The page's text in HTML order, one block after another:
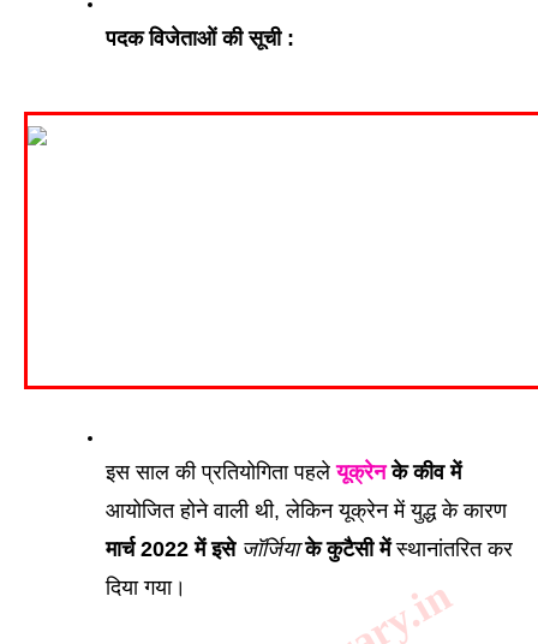
पदक विजेताओं की सूची :
इस साल की प्रतियोगिता पहले यूक्रेन के कीव में
आयोजित होने वाली थी, लेकिन यूक्रेन में युद्ध के कारण
मार्च 2022 में इसे जॉर्जिया के कुटैसी में स्थानांतरित कर
दिया गया।